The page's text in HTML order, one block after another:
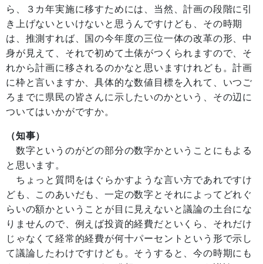
ら、３カ年実施に移すためには、当然、計画の段階に引
き上げないといけないと思うんですけども、その時期
は、推測すれば、国の今年度の三位一体の改革の形、中
身が見えて、それで初めて土俵がつくられますので、そ
れから計画に移されるのかなと思いますけれども。計画
に枠と言いますか、具体的な数値目標を入れて、いつご
ろまでに県民の皆さんに示したいのかという、その辺に
ついてはいかがですか。
（知事）
数字というのがどの部分の数字かということにもよる
と思います。
ちょっと質問をはぐらかすような言い方であれですけ
ども、このあいだも、一定の数字とそれによってどれぐ
らいの額かということが目に見えないと議論の土台にな
りませんので、例えば投資的経費だといくら、それだけ
じゃなくて経常的経費が何十パーセントという形で示し
て議論したわけですけども。そうすると、今の時期にも